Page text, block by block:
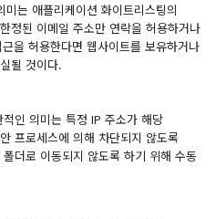
는 애플리케이션 화이트리스팅의
정된 이메일 주소만 연락을 허용하거나
을 허용한다면 웹사이트를 보유하거나
될 것이다.
적인 의미는 특정 IP 주소가 해당
프로세스에 의해 차단되지 않도록
더로 이동되지 않도록 하기 위해 수동